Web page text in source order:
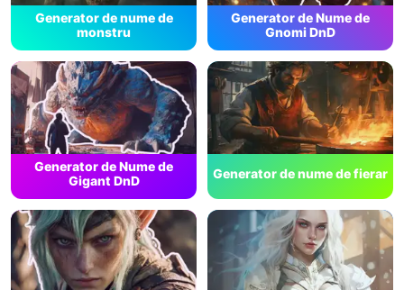
Generator de nume de
monstru
Generator de Nume de
Gnomi DnD
Generator de Nume de
Gigant DnD
Generator de nume de fierar